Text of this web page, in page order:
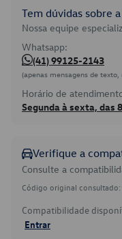
Tem dúvidas sobre
Nossa equipe
Whatsapp:
(41) 99125-2143
(apenas mensagens de
Horário de
Segunda à sexta, das
Verifique a
Consulte a
Código original consultado:
Compatibilidade
Entrar